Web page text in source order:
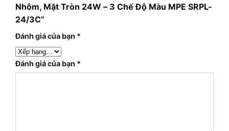
Nhôm, Mặt Tròn 24W – 3 Chế Độ Màu MPE SRPL-
24/3C”
Đánh giá của bạn *
Đánh giá của bạn *